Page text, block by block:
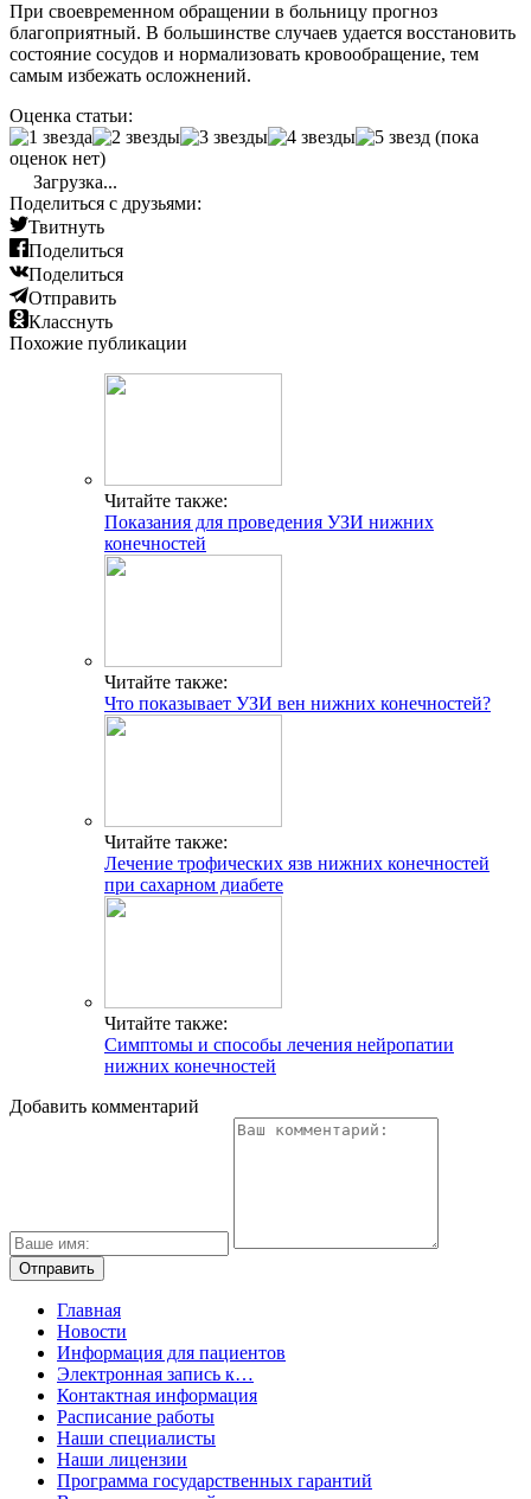
При своевременном обращении в больницу прогноз
благоприятный. В большинстве случаев удается восстановить
состояние сосудов и нормализовать кровообращение, тем
самым избежать осложнений.
Оценка статьи:
(пока
оценок нет)
Загрузка...
Поделиться с друзьями:
Твитнуть
Поделиться
Поделиться
Отправить
Класснуть
Похожие публикации
Читайте также:
Показания для проведения УЗИ нижних
конечностей
Читайте также:
Что показывает УЗИ вен нижних конечностей?
Читайте также:
Лечение трофических язв нижних конечностей
при сахарном диабете
Читайте также:
Симптомы и способы лечения нейропатии
нижних конечностей
Добавить комментарий
Главная
Новости
Информация для пациентов
Электронная запись к…
Контактная информация
Расписание работы
Наши специалисты
Наши лицензии
Программа государственных гарантий